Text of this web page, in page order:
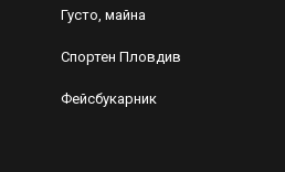
Густо, майна
Спортен Пловдив
Фейсбукарник